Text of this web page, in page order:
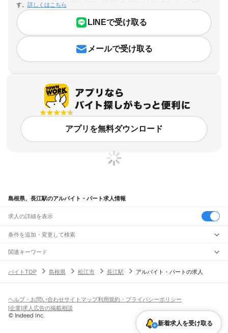
す。 詳しくはこちら
LINEで受け取る
メールで受け取る
アプリを無料ダウンロード
島根県、長江駅のアルバイト・パート求人情報
求人の詳細を表示
条件を追加・変更して検索
市区町村を追加・変更
島根県すべて
駅を追加・変更
安来駅 荒島駅揖屋駅 東松江駅 松江駅乃木駅 玉造温泉駅 来待駅 宍道駅
西出雲駅出雲神西駅江南駅小田駅田儀駅波根駅久手駅大田市駅静間駅
仁万駅馬路駅湯里駅温泉津駅 浅利駅江津駅都野津駅敬川駅
折居駅 三保三隅駅岡見駅鎌手駅
飲食・フードサービス
飲食・フードサービス
ホールスタッフ
皿洗い・洗い場精肉・鮮魚加工
バー（BAR）・バーテンダー
特徴を追加・変更
人気
髪型・髪色自由ひげOKネイルOK
関連キーワード
バイトTOP
島根県 松江市 長江駅 アルバイト・パートの求人
新着求人を受け取る
ヘルプ・お問い合わせサイトマップ利用規約・プライバシーポリシー
[企業]求人広告の掲載相談